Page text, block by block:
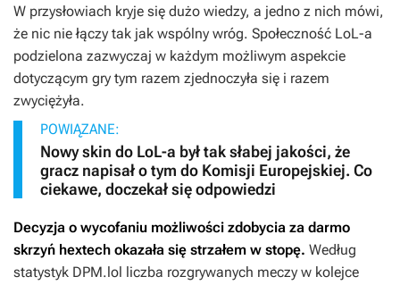
W przysłowiach kryje się dużo wiedzy, a jedno z nich mówi,
że nic nie łączy tak jak wspólny wróg. Społeczność LoL-a
podzielona zazwyczaj w każdym możliwym aspekcie
dotyczącym gry tym razem zjednoczyła się i razem
zwyciężyła.
POWIĄZANE:
Nowy skin do LoL-a był tak słabej jakości, że
gracz napisał o tym do Komisji Europejskiej. Co
ciekawe, doczekał się odpowiedzi
Decyzja o wycofaniu możliwości zdobycia za darmo
skrzyń hextech okazała się strzałem w stopę. Według
statystyk DPM.lol liczba rozgrywanych meczy w kolejce